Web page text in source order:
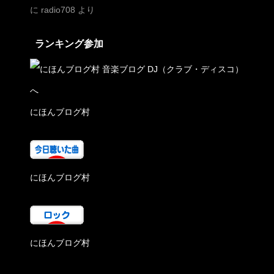
に radio708 より
ランキング参加
にほんブログ村
にほんブログ村
にほんブログ村